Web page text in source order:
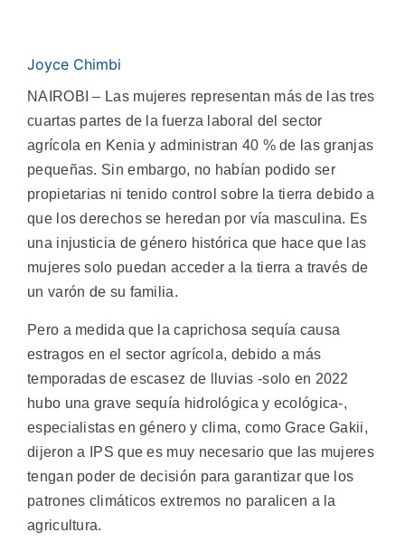
Joyce Chimbi
NAIROBI – Las mujeres representan más de las tres
cuartas partes de la fuerza laboral del sector
agrícola en Kenia y administran 40 % de las granjas
pequeñas. Sin embargo, no habían podido ser
propietarias ni tenido control sobre la tierra debido a
que los derechos se heredan por vía masculina. Es
una injusticia de género histórica que hace que las
mujeres solo puedan acceder a la tierra a través de
un varón de su familia.
Pero a medida que la caprichosa sequía causa
estragos en el sector agrícola, debido a más
temporadas de escasez de lluvias -solo en 2022
hubo una grave sequía hidrológica y ecológica-,
especialistas en género y clima, como Grace Gakii,
dijeron a IPS que es muy necesario que las mujeres
tengan poder de decisión para garantizar que los
patrones climáticos extremos no paralicen a la
agricultura.